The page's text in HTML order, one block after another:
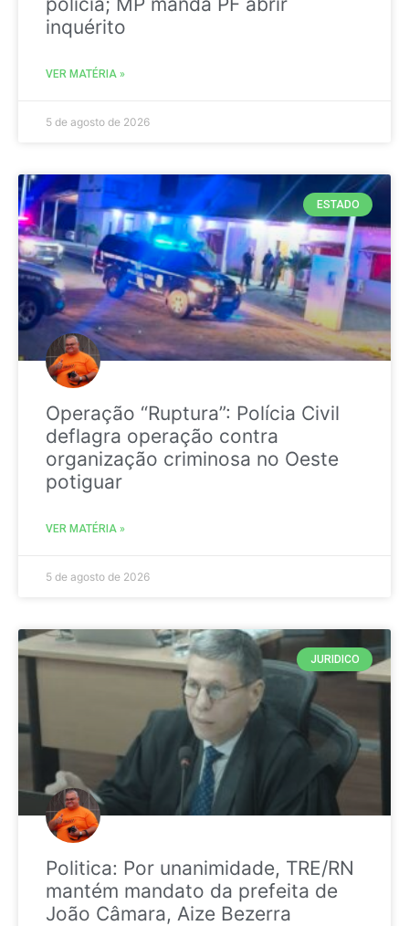
inquérito
VER MATÉRIA »
5 de agosto de 2026
ESTADO
Operação “Ruptura”: Polícia Civil
deflagra operação contra
organização criminosa no Oeste
potiguar
VER MATÉRIA »
5 de agosto de 2026
JURIDICO
Politica: Por unanimidade, TRE/RN
mantém mandato da prefeita de
João Câmara, Aize Bezerra